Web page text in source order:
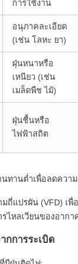
การใช้งาน
อนุภาคละเอียด
(เช่น โลหะ ยา)
ฝุ่นหนาหรือ
เหนียว (เช่น
เมล็ดพืช ไม้)
ฝุ่นชื้นหรือ
ไฟฟ้าสถิต
ทานต่ำเพื่อลดควา
ถี่แปรผัน (VFD) เ
ไหลเวียนของอากา
กการระเบิด